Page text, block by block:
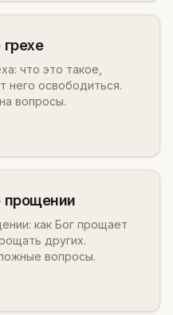
что это такое,
него освободиться.
вопросы.
прощении
как Бог прощает
других.
вопросы.